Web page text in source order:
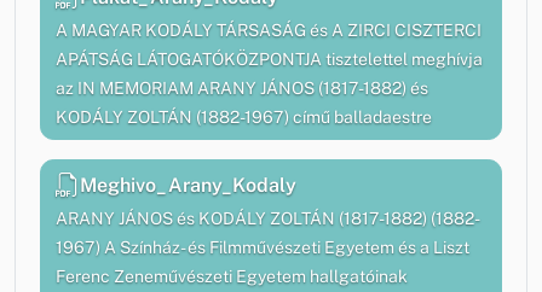
A MAGYAR KODÁLY TÁRSASÁG és A ZIRCI CISZTERCI
APÁTSÁG LÁTOGATÓKÖZPONTJA tisztelettel meghívja
az IN MEMORIAM ARANY JÁNOS (1817-1882) és
KODÁLY ZOLTÁN (1882-1967) című balladaestre
Meghivo_Arany_Kodaly
ARANY JÁNOS és KODÁLY ZOLTÁN (1817-1882) (1882-
1967) A Színház- és Filmművészeti Egyetem és a Liszt
Ferenc Zeneművészeti Egyetem hallgatóinak